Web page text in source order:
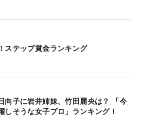
バーだった2018年「山陰合同銀
ース」以来7年ぶりにイーブンパ
」の舞台にもなったコースの持
さに、厳しいピン位置が加わっ
、速い。3日間の平均ストロー
2日目までアンダーパーを守った
ステップ賞金ランキング
向子に岩井姉妹、竹田麗央は？ 「今
しそうな女子プロ」ランキング！